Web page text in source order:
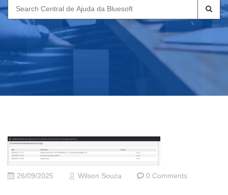
Search
for:
26/09/2025 Wilson Souza 0 Comments